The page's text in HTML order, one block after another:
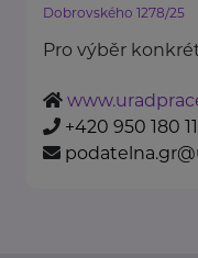
Dobrovského 1278/25
Pro výběr
+420 950 180